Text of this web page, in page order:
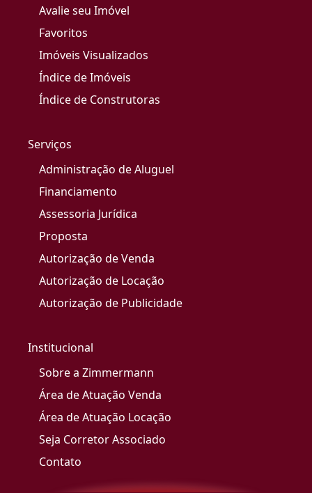
Avalie seu Imóvel
Favoritos
Imóveis Visualizados
Índice de Imóveis
Índice de Construtoras
Serviços
Administração de Aluguel
Financiamento
Assessoria Jurídica
Proposta
Autorização de Venda
Autorização de Locação
Autorização de Publicidade
Institucional
Sobre a Zimmermann
Área de Atuação Venda
Área de Atuação Locação
Seja Corretor Associado
Contato